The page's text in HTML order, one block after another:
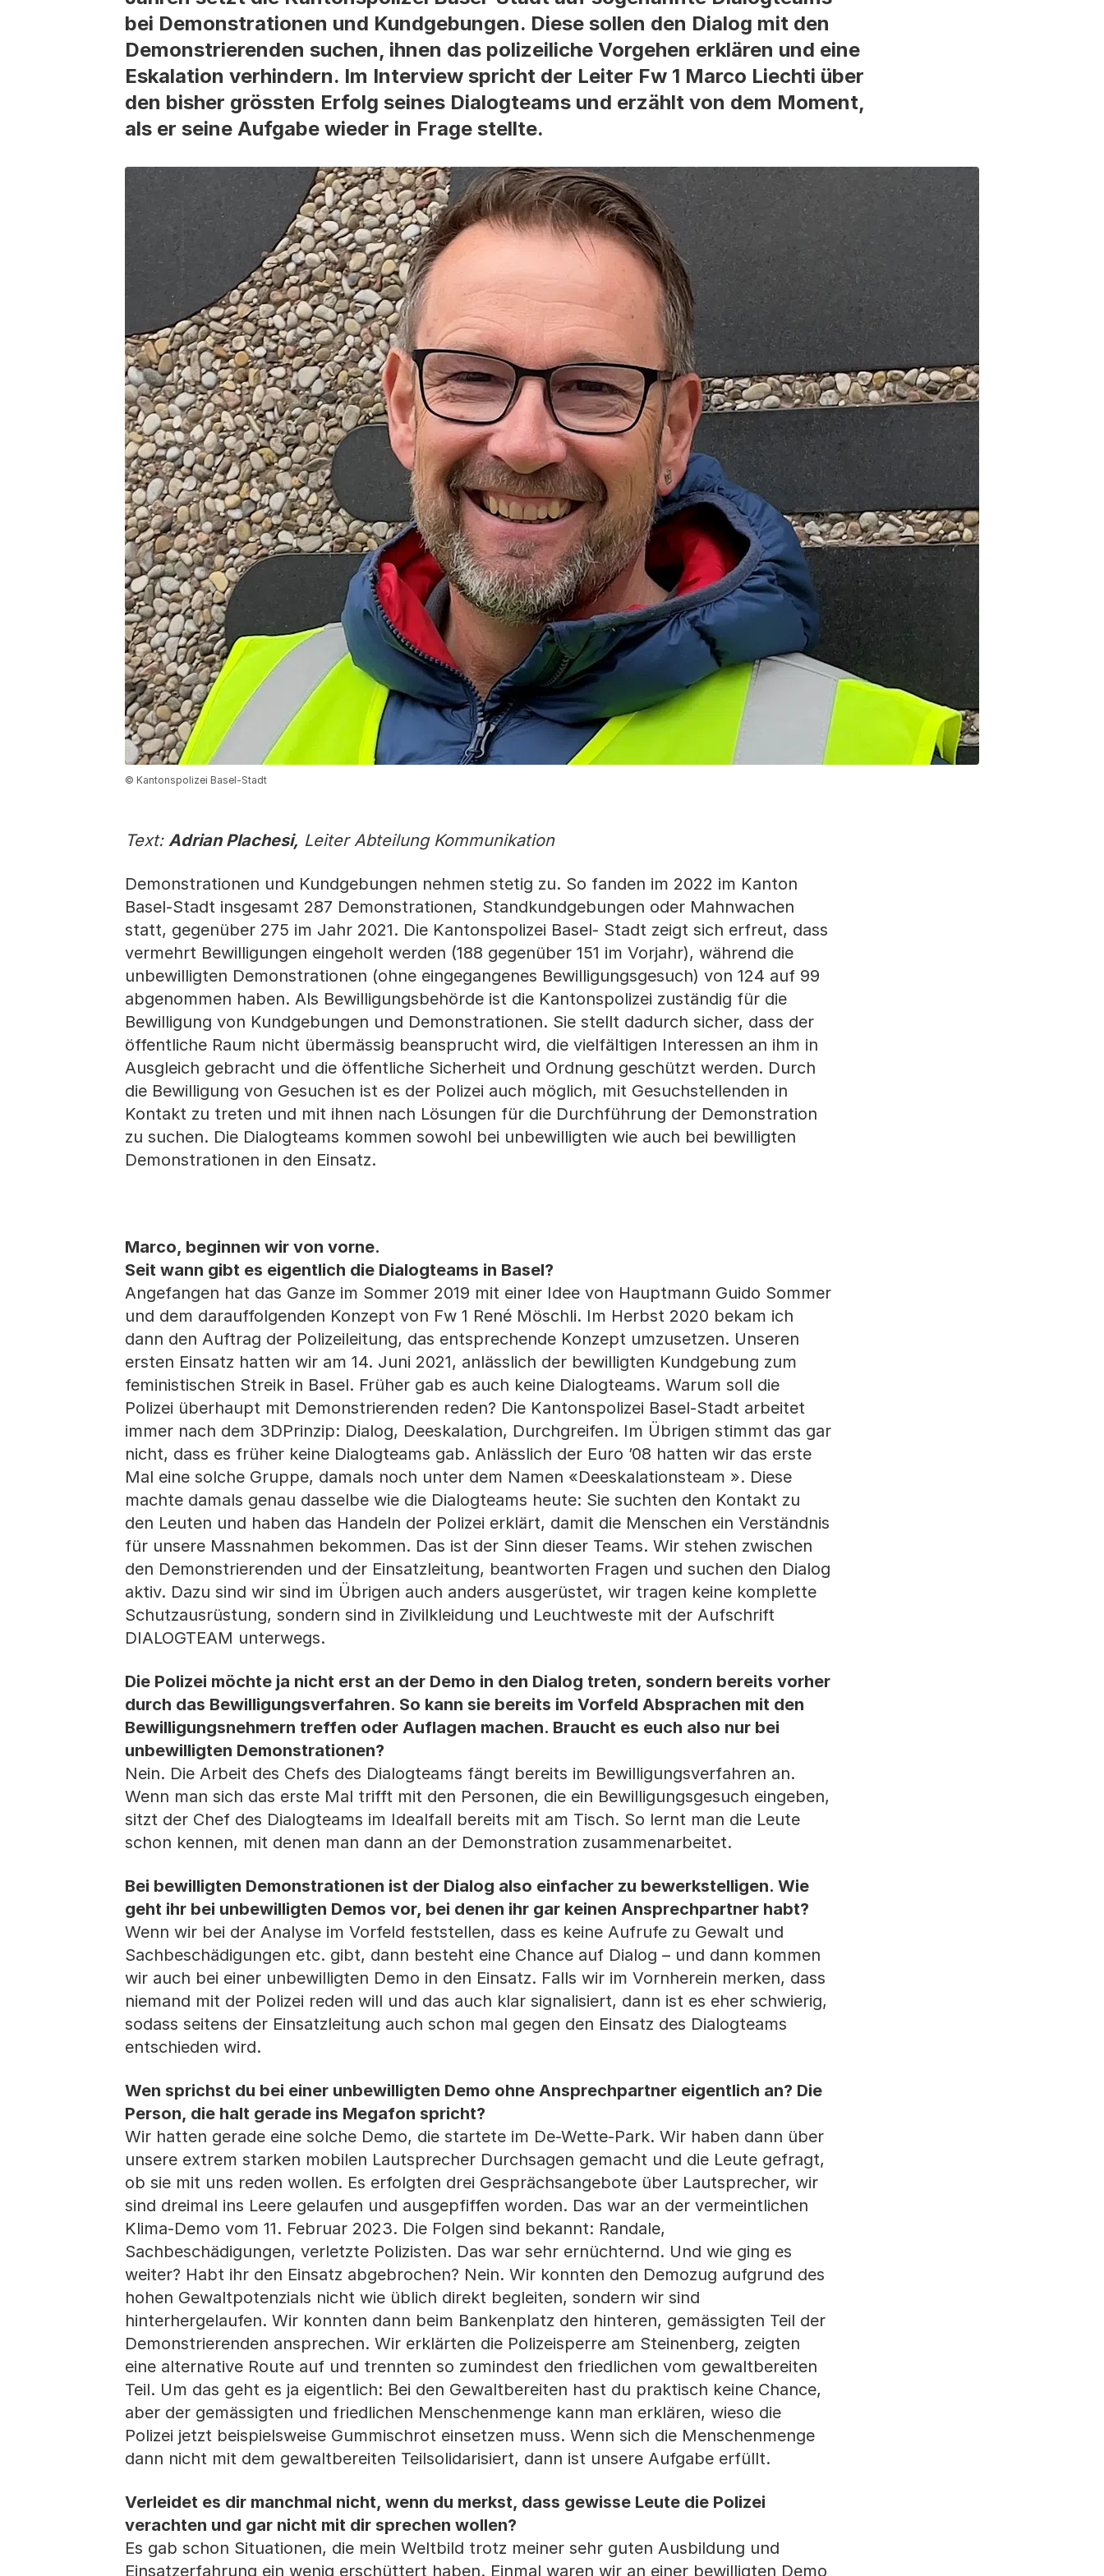
bei Demonstrationen und Kundgebungen. Diese sollen den Dialog mit den
Demonstrierenden suchen, ihnen das polizeiliche Vorgehen erklären und eine
Eskalation verhindern. Im Interview spricht der Leiter Fw 1 Marco Liechti über
den bisher grössten Erfolg seines Dialogteams und erzählt von dem Moment,
als er seine Aufgabe wieder in Frage stellte.
© Kantonspolizei Basel-Stadt
Text: Adrian Plachesi, Leiter Abteilung Kommunikation
Demonstrationen und Kundgebungen nehmen stetig zu. So fanden im 2022 im Kanton
Basel-Stadt insgesamt 287 Demonstrationen, Standkundgebungen oder Mahnwachen
statt, gegenüber 275 im Jahr 2021. Die Kantonspolizei Basel- Stadt zeigt sich erfreut, dass
vermehrt Bewilligungen eingeholt werden (188 gegenüber 151 im Vorjahr), während die
unbewilligten Demonstrationen (ohne eingegangenes Bewilligungsgesuch) von 124 auf 99
abgenommen haben. Als Bewilligungsbehörde ist die Kantonspolizei zuständig für die
Bewilligung von Kundgebungen und Demonstrationen. Sie stellt dadurch sicher, dass der
öffentliche Raum nicht übermässig beansprucht wird, die vielfältigen Interessen an ihm in
Ausgleich gebracht und die öffentliche Sicherheit und Ordnung geschützt werden. Durch
die Bewilligung von Gesuchen ist es der Polizei auch möglich, mit Gesuchstellenden in
Kontakt zu treten und mit ihnen nach Lösungen für die Durchführung der Demonstration
zu suchen. Die Dialogteams kommen sowohl bei unbewilligten wie auch bei bewilligten
Demonstrationen in den Einsatz.
Marco, beginnen wir von vorne.
Seit wann gibt es eigentlich die Dialogteams in Basel?
Angefangen hat das Ganze im Sommer 2019 mit einer Idee von Hauptmann Guido Sommer
und dem darauffolgenden Konzept von Fw 1 René Möschli. Im Herbst 2020 bekam ich
dann den Auftrag der Polizeileitung, das entsprechende Konzept umzusetzen. Unseren
ersten Einsatz hatten wir am 14. Juni 2021, anlässlich der bewilligten Kundgebung zum
feministischen Streik in Basel. Früher gab es auch keine Dialogteams. Warum soll die
Polizei überhaupt mit Demonstrierenden reden? Die Kantonspolizei Basel-Stadt arbeitet
immer nach dem 3DPrinzip: Dialog, Deeskalation, Durchgreifen. Im Übrigen stimmt das gar
nicht, dass es früher keine Dialogteams gab. Anlässlich der Euro ’08 hatten wir das erste
Mal eine solche Gruppe, damals noch unter dem Namen «Deeskalationsteam ». Diese
machte damals genau dasselbe wie die Dialogteams heute: Sie suchten den Kontakt zu
den Leuten und haben das Handeln der Polizei erklärt, damit die Menschen ein Verständnis
für unsere Massnahmen bekommen. Das ist der Sinn dieser Teams. Wir stehen zwischen
den Demonstrierenden und der Einsatzleitung, beantworten Fragen und suchen den Dialog
aktiv. Dazu sind wir sind im Übrigen auch anders ausgerüstet, wir tragen keine komplette
Schutzausrüstung, sondern sind in Zivilkleidung und Leuchtweste mit der Aufschrift
DIALOGTEAM unterwegs.
Die Polizei möchte ja nicht erst an der Demo in den Dialog treten, sondern bereits vorher
durch das Bewilligungsverfahren. So kann sie bereits im Vorfeld Absprachen mit den
Bewilligungsnehmern treffen oder Auflagen machen. Braucht es euch also nur bei
unbewilligten Demonstrationen?
Nein. Die Arbeit des Chefs des Dialogteams fängt bereits im Bewilligungsverfahren an.
Wenn man sich das erste Mal trifft mit den Personen, die ein Bewilligungsgesuch eingeben,
sitzt der Chef des Dialogteams im Idealfall bereits mit am Tisch. So lernt man die Leute
schon kennen, mit denen man dann an der Demonstration zusammenarbeitet.
Bei bewilligten Demonstrationen ist der Dialog also einfacher zu bewerkstelligen. Wie
geht ihr bei unbewilligten Demos vor, bei denen ihr gar keinen Ansprechpartner habt?
Wenn wir bei der Analyse im Vorfeld feststellen, dass es keine Aufrufe zu Gewalt und
Sachbeschädigungen etc. gibt, dann besteht eine Chance auf Dialog – und dann kommen
wir auch bei einer unbewilligten Demo in den Einsatz. Falls wir im Vornherein merken, dass
niemand mit der Polizei reden will und das auch klar signalisiert, dann ist es eher schwierig,
sodass seitens der Einsatzleitung auch schon mal gegen den Einsatz des Dialogteams
entschieden wird.
Wen sprichst du bei einer unbewilligten Demo ohne Ansprechpartner eigentlich an? Die
Person, die halt gerade ins Megafon spricht?
Wir hatten gerade eine solche Demo, die startete im De-Wette-Park. Wir haben dann über
unsere extrem starken mobilen Lautsprecher Durchsagen gemacht und die Leute gefragt,
ob sie mit uns reden wollen. Es erfolgten drei Gesprächsangebote über Lautsprecher, wir
sind dreimal ins Leere gelaufen und ausgepfiffen worden. Das war an der vermeintlichen
Klima-Demo vom 11. Februar 2023. Die Folgen sind bekannt: Randale,
Sachbeschädigungen, verletzte Polizisten. Das war sehr ernüchternd. Und wie ging es
weiter? Habt ihr den Einsatz abgebrochen? Nein. Wir konnten den Demozug aufgrund des
hohen Gewaltpotenzials nicht wie üblich direkt begleiten, sondern wir sind
hinterhergelaufen. Wir konnten dann beim Bankenplatz den hinteren, gemässigten Teil der
Demonstrierenden ansprechen. Wir erklärten die Polizeisperre am Steinenberg, zeigten
eine alternative Route auf und trennten so zumindest den friedlichen vom gewaltbereiten
Teil. Um das geht es ja eigentlich: Bei den Gewaltbereiten hast du praktisch keine Chance,
aber der gemässigten und friedlichen Menschenmenge kann man erklären, wieso die
Polizei jetzt beispielsweise Gummischrot einsetzen muss. Wenn sich die Menschenmenge
dann nicht mit dem gewaltbereiten Teilsolidarisiert, dann ist unsere Aufgabe erfüllt.
Verleidet es dir manchmal nicht, wenn du merkst, dass gewisse Leute die Polizei
verachten und gar nicht mit dir sprechen wollen?
Es gab schon Situationen, die mein Weltbild trotz meiner sehr guten Ausbildung und
Einsatzerfahrung ein wenig erschüttert haben. Einmal waren wir an einer bewilligten Demo